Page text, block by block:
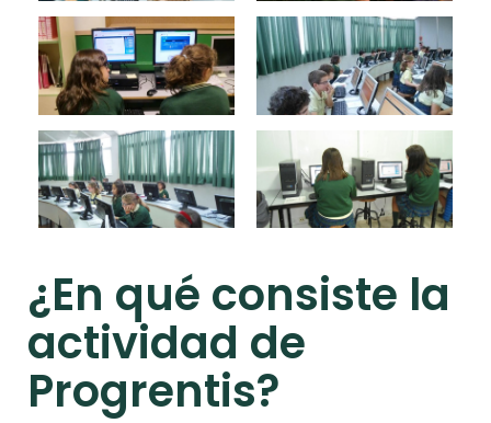
¿En qué consiste la
actividad de
Progrentis?